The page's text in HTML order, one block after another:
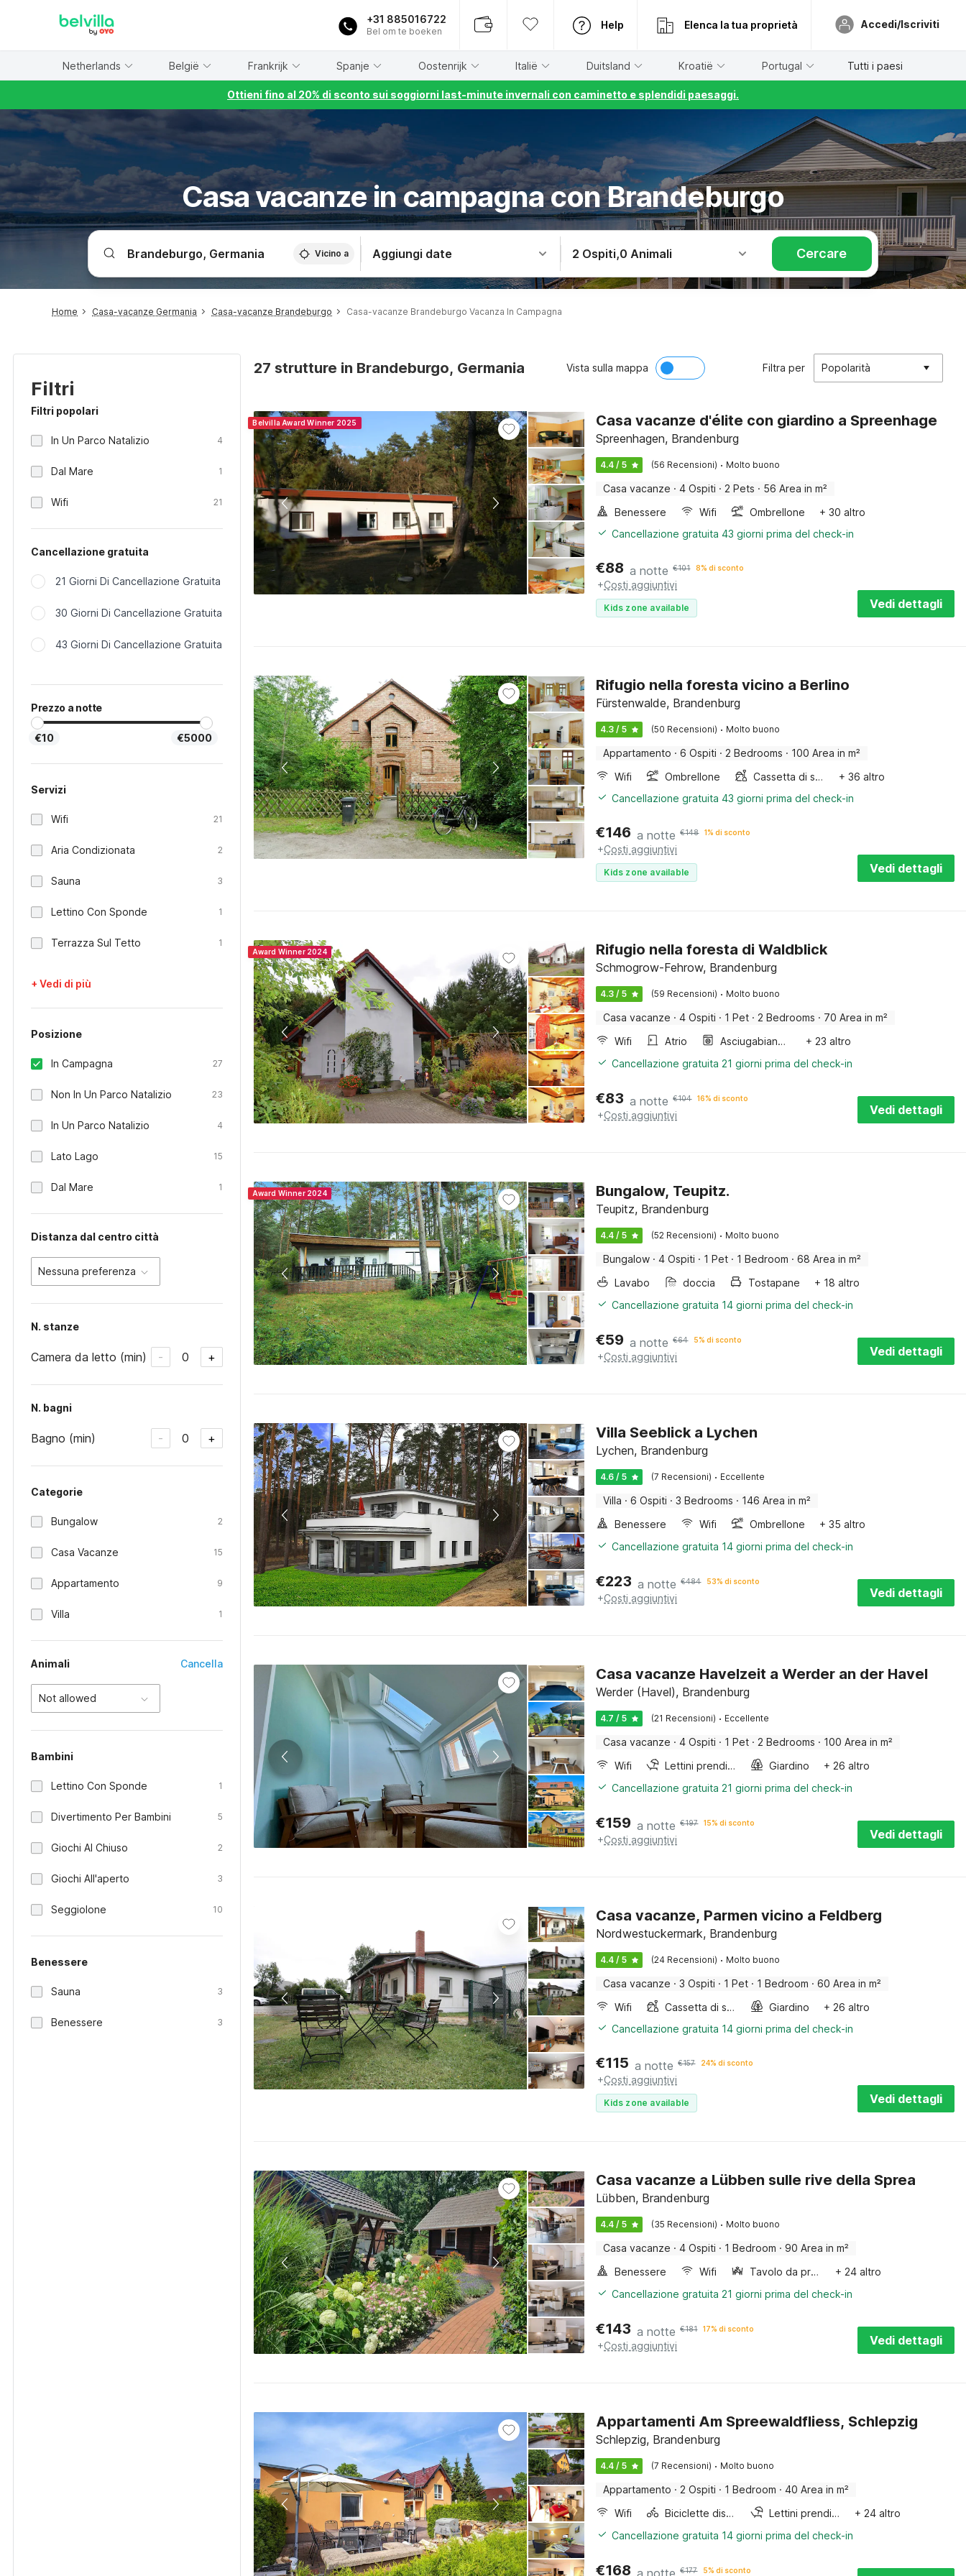
+31 885016722
Bel om te boeken
Help Elenca la tua proprietà Accedi/Iscriviti
Netherlands België Frankrijk Spanje Oostenrijk Italië Duitsland Kroatië Portugal Tutti i paesi
Ottieni fino al 20% di sconto sui soggiorni last-minute invernali con caminetto e splendidi paesaggi.
Casa vacanze in campagna con Brandeburgo
Vicino a Aggiungi date 2 Ospiti,0 Animali Cercare
Home Casa-vacanze Germania Casa-vacanze Brandeburgo Casa-vacanze Brandeburgo Vacanza In Campagna
Filtri
Filtri popolari
In Un Parco Natalizio 4
Dal Mare 1
Wifi 21
Cancellazione gratuita
21 Giorni Di Cancellazione Gratuita
30 Giorni Di Cancellazione Gratuita
43 Giorni Di Cancellazione Gratuita
Prezzo a notte
€10 €5000
Servizi
Wifi 21
Aria Condizionata 2
Sauna 3
Lettino Con Sponde 1
Terrazza Sul Tetto 1
+ Vedi di più
Posizione
In Campagna 27
Non In Un Parco Natalizio 23
In Un Parco Natalizio 4
Lato Lago 15
Dal Mare 1
Distanza dal centro città
Nessuna preferenza
N. stanze
Camera da letto (min) - 0 +
N. bagni
Bagno (min) - 0 +
Categorie
Bungalow 2
Casa Vacanze 15
Appartamento 9
Villa 1
Animali Cancella
Not allowed
Bambini
Lettino Con Sponde 1
Divertimento Per Bambini 5
Giochi Al Chiuso 2
Giochi All'aperto 3
Seggiolone 10
Benessere
Sauna 3
Benessere 3
27 strutture in Brandeburgo, Germania Vista sulla mappa Filtra per Popolarità
Belvilla Award Winner 2025 Casa vacanze d'élite con giardino a Spreenhage
Spreenhagen, Brandenburg
4.4 / 5 (56 Recensioni) · Molto buono
Casa vacanze · 4 Ospiti · 2 Pets · 56 Area in m²
Benessere
Wifi Ombrellone
+ 30 altro
Cancellazione gratuita 43 giorni prima del check-in
€88 a notte €101 8% di sconto
+Costi aggiuntivi
Kids zone available Vedi dettagli
Rifugio nella foresta vicino a Berlino
Fürstenwalde, Brandenburg
4.3 / 5 (50 Recensioni) · Molto buono
Appartamento · 6 Ospiti · 2 Bedrooms · 100 Area in m²
Wifi
Ombrellone Cassetta di sabbia
+ 36 altro
Cancellazione gratuita 43 giorni prima del check-in
€146 a notte €148 1% di sconto
+Costi aggiuntivi
Kids zone available Vedi dettagli
Award Winner 2024 Rifugio nella foresta di Waldblick
Schmogrow-Fehrow, Brandenburg
4.3 / 5 (59 Recensioni) · Molto buono
Casa vacanze · 4 Ospiti · 1 Pet · 2 Bedrooms · 70 Area in m²
Wifi
Atrio Asciugabiancheria
+ 23 altro
Cancellazione gratuita 21 giorni prima del check-in
€83 a notte €104 16% di sconto
+Costi aggiuntivi Vedi dettagli
Award Winner 2024 Bungalow, Teupitz.
Teupitz, Brandenburg
4.4 / 5 (52 Recensioni) · Molto buono
Bungalow · 4 Ospiti · 1 Pet · 1 Bedroom · 68 Area in m²
Lavabo
doccia Tostapane
+ 18 altro
Cancellazione gratuita 14 giorni prima del check-in
€59 a notte €64 5% di sconto
+Costi aggiuntivi Vedi dettagli
Villa Seeblick a Lychen
Lychen, Brandenburg
4.6 / 5 (7 Recensioni) · Eccellente
Villa · 6 Ospiti · 3 Bedrooms · 146 Area in m²
Benessere
Wifi Ombrellone
+ 35 altro
Cancellazione gratuita 14 giorni prima del check-in
€223 a notte €484 53% di sconto
+Costi aggiuntivi Vedi dettagli
Casa vacanze Havelzeit a Werder an der Havel
Werder (Havel), Brandenburg
4.7 / 5 (21 Recensioni) · Eccellente
Casa vacanze · 4 Ospiti · 1 Pet · 2 Bedrooms · 100 Area in m²
Wifi
Lettini prendisole Giardino
+ 26 altro
Cancellazione gratuita 21 giorni prima del check-in
€159 a notte €197 15% di sconto
+Costi aggiuntivi Vedi dettagli
Casa vacanze, Parmen vicino a Feldberg
Nordwestuckermark, Brandenburg
4.4 / 5 (24 Recensioni) · Molto buono
Casa vacanze · 3 Ospiti · 1 Pet · 1 Bedroom · 60 Area in m²
Wifi
Cassetta di sabbia Giardino
+ 26 altro
Cancellazione gratuita 14 giorni prima del check-in
€115 a notte €157 24% di sconto
+Costi aggiuntivi
Kids zone available Vedi dettagli
Casa vacanze a Lübben sulle rive della Sprea
Lübben, Brandenburg
4.4 / 5 (35 Recensioni) · Molto buono
Casa vacanze · 4 Ospiti · 1 Bedroom · 90 Area in m²
Benessere
Wifi Tavolo da pranzo
+ 24 altro
Cancellazione gratuita 21 giorni prima del check-in
€143 a notte €181 17% di sconto
+Costi aggiuntivi Vedi dettagli
Appartamenti Am Spreewaldfliess, Schlepzig
Schlepzig, Brandenburg
4.4 / 5 (7 Recensioni) · Molto buono
Appartamento · 2 Ospiti · 1 Bedroom · 40 Area in m²
Wifi
Biciclette disponibili Lettini prendisole
+ 24 altro
Cancellazione gratuita 14 giorni prima del check-in
€168 a notte €177 5% di sconto